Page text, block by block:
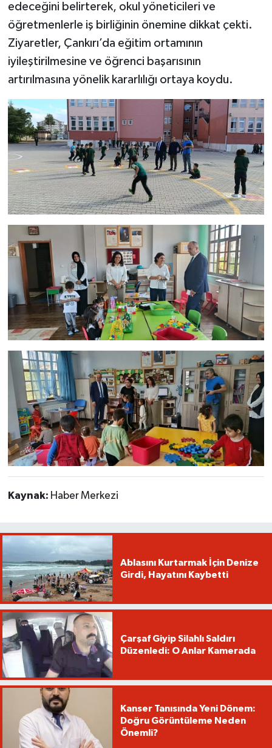
edeceğini belirterek, okul yöneticileri ve
öğretmenlerle iş birliğinin önemine dikkat çekti.
Ziyaretler, Çankırı’da eğitim ortamının
iyileştirilmesine ve öğrenci başarısının
artırılmasına yönelik kararlılığı ortaya koydu.
Kaynak: Haber Merkezi
Ablasını Kurtarmak İçin Denize
Girdi, Hayatını Kaybetti
Çarşaf Giyip Silahlı Saldırı
Düzenledi: O Anlar Kamerada
Kanser Tanısında Yeni Dönem:
Doğru Görüntüleme Neden
Önemli?